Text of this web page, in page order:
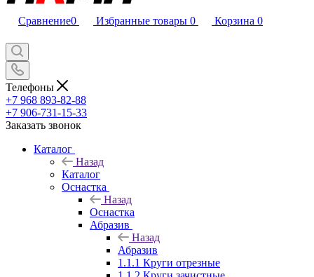
Сравнение0 Избранные товары 0 Корзина 0
Телефоны
+7 968 893-82-88
+7 906-731-15-33
Заказать звонок
Каталог
Назад
Каталог
Оснастка
Назад
Оснастка
Абразив
Назад
Абразив
1.1.1 Круги отрезные